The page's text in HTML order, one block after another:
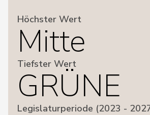
Höchster Wert
Mitte
Tiefster Wert
GRÜNE
Legislaturperiode (2023 -